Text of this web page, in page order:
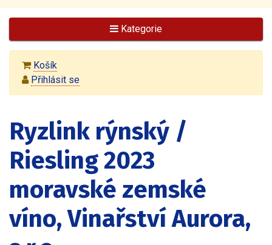
Kategorie
Košík
Přihlásit se
Ryzlink rýnský /
Riesling 2023
moravské zemské
víno, Vinařství Aurora,